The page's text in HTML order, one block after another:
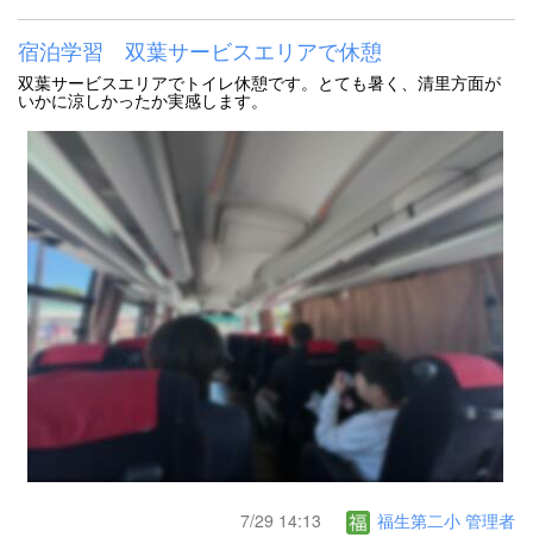
宿泊学習 双葉サービスエリアで休憩
双葉サービスエリアでトイレ休憩です。とても暑く、清里方面が
いかに涼しかったか実感します。
7/29 14:13 福生第二小 管理者